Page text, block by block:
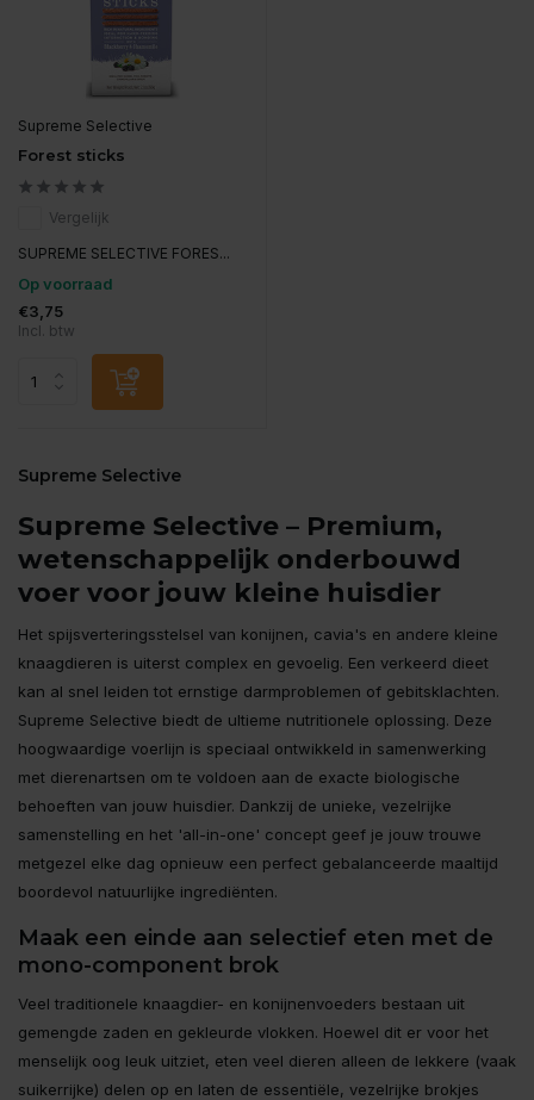
Supreme Selective
Forest sticks
Vergelijk
SUPREME SELECTIVE FORES...
Op voorraad
€3,75
Incl. btw
Supreme Selective
Supreme Selective – Premium,
wetenschappelijk onderbouwd
voer voor jouw kleine huisdier
Het spijsverteringsstelsel van konijnen, cavia's en andere kleine
knaagdieren is uiterst complex en gevoelig. Een verkeerd dieet
kan al snel leiden tot ernstige darmproblemen of gebitsklachten.
Supreme Selective biedt de ultieme nutritionele oplossing. Deze
hoogwaardige voerlijn is speciaal ontwikkeld in samenwerking
met dierenartsen om te voldoen aan de exacte biologische
behoeften van jouw huisdier. Dankzij de unieke, vezelrijke
samenstelling en het 'all-in-one' concept geef je jouw trouwe
metgezel elke dag opnieuw een perfect gebalanceerde maaltijd
boordevol natuurlijke ingrediënten.
Maak een einde aan selectief eten met de
mono-component brok
Veel traditionele knaagdier- en konijnenvoeders bestaan uit
gemengde zaden en gekleurde vlokken. Hoewel dit er voor het
menselijk oog leuk uitziet, eten veel dieren alleen de lekkere (vaak
suikerrijke) delen op en laten de essentiële, vezelrijke brokjes